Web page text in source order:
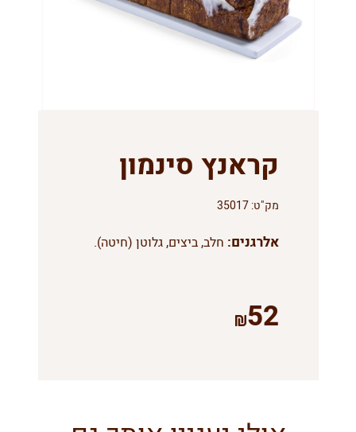
קראנץ סינמון
מק"ט:35017
אלרגנים: חלב, ביצים, גלוטן (חיטה).
52